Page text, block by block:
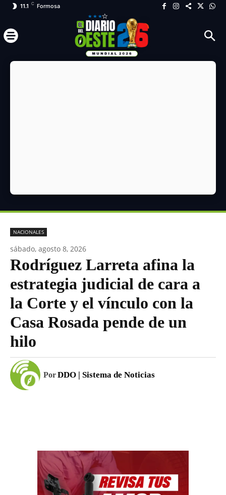
11.1 C Formosa
NACIONALES
sábado, agosto 8, 2026
Rodríguez Larreta afina la
estrategia judicial de cara a
la Corte y el vínculo con la
Casa Rosada pende de un
hilo
PorDDO | Sistema de Noticias